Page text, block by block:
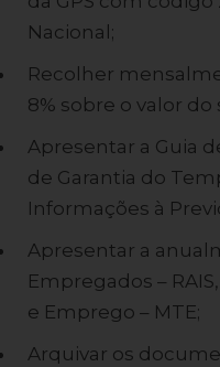
Nacional;
Recolher
8% sobre o valor do
Apresentar a Guia
de Garantia do
Informações à
Apresentar a
Empregados –
e Emprego – MTE;
Arquivar os